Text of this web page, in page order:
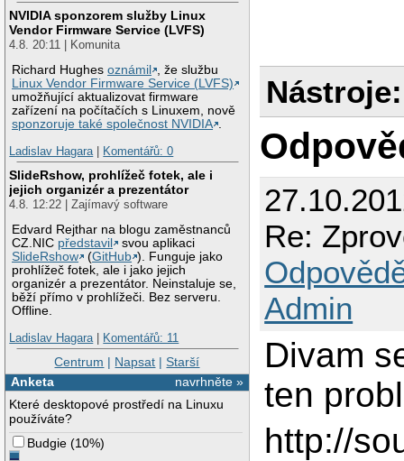
NVIDIA sponzorem služby Linux
Vendor Firmware Service (LVFS)
4.8. 20:11 | Komunita
Richard Hughesoznámil
, že službu
Linux Vendor Firmware Service (LVFS)
umožňující aktualizovat firmware
zařízení na počítačích s Linuxem, nově
sponzoruje také společnost NVIDIA .
Ladislav Hagara| Komentářů: 0
SlideRshow, prohlížeč fotek, ale i
jejich organizér a prezentátor
4.8. 12:22 | Zajímavý software
Edvard Rejthar na blogu zaměstnanců
CZ.NIC představil
svou aplikaci
SlideRshow
(GitHub ). Funguje jako
prohlížeč fotek, ale i jako jejich
organizér a prezentátor. Neinstaluje se,
běží přímo v prohlížeči. Bez serveru.
Offline.
Ladislav Hagara| Komentářů: 11
Centrum | Napsat |Starší
navrhněte »
Anketa
Které desktopové prostředí na Linuxu
používáte?
Budgie (10%)
Nástroje:
Re:
Admin
Divam
ten
http://